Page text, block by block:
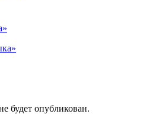
будет опубликован.